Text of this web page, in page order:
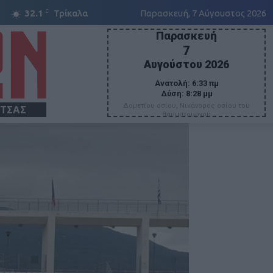
32.1 C Τρίκαλα Παρασκευή, 7 Αύγουστος 2026
Παρασκευή
7
Αυγούστου 2026
Ανατολή: 6:33 πμ
Δύση: 8:28 μμ
Δομετίου οσίου, Νικάνορος οσίου του
θαυματουργού